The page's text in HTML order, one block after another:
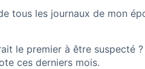
les journaux de mon
le premier à être
ces derniers mois.